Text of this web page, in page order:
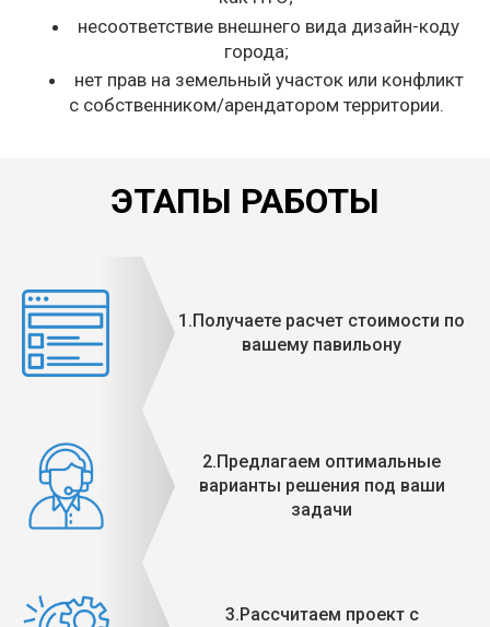
несоответствие внешнего вида дизайн-коду
города;
нет прав на земельный участок или конфликт
с собственником/арендатором территории.
ЭТАПЫ РАБОТЫ
1.Получаете расчет стоимости по
вашему павильону
2.Предлагаем оптимальные
варианты решения под ваши
задачи
3.Рассчитаем проект с